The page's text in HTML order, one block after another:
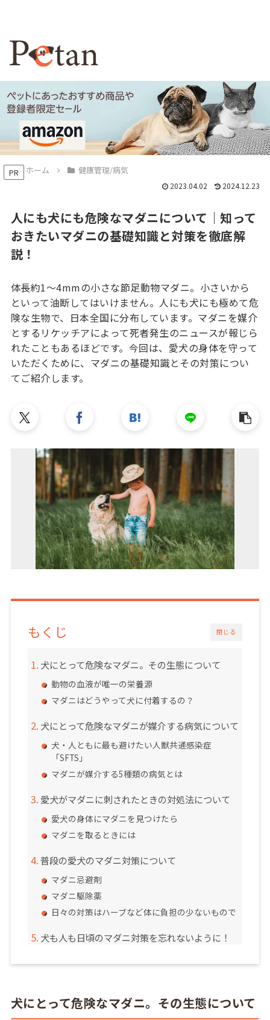
PR ホーム 健康管理/病気
人にも犬にも危険なマダニについて｜知って
おきたいマダニの基礎知識と対策を徹底解
説！
2023.04.02 2024.12.23
体長約1〜4mmの小さな節足動物マダニ。小さいから
といって油断してはいけません。人にも犬にも極めて危
険な生物で、日本全国に分布しています。マダニを媒介
とするリケッチアによって死者発生のニュースが報じら
れたこともあるほどです。今回は、愛犬の身体を守って
いただくために、マダニの基礎知識とその対策につい
てご紹介します。
閉じる
もくじ
犬にとって危険なマダニ。その生態について
動物の血液が唯一の栄養源
マダニはどうやって犬に付着するの？
犬にとって危険なマダニが媒介する病気について
犬・人ともに最も避けたい人獣共通感染症
「SFTS」
マダニが媒介する5種類の病気とは
愛犬がマダニに刺されたときの対処法について
愛犬の身体にマダニを見つけたら
マダニを取るときには
普段の愛犬のマダニ対策について
マダニ忌避剤
マダニ駆除薬
日々の対策はハーブなど体に負担の少ないもので
犬も人も日頃のマダニ対策を忘れないように！
犬にとって危険なマダニ。その生態について